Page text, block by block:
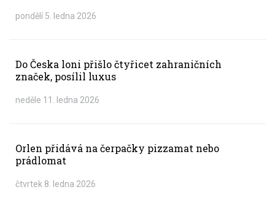
pondělí 5. ledna 2026
Do Česka loni přišlo čtyřicet zahraničních
značek, posílil luxus
neděle 11. ledna 2026
Orlen přidává na čerpačky pizzamat nebo
prádlomat
čtvrtek 8. ledna 2026